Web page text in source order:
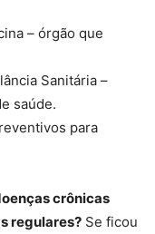
– órgão que
Sanitária –
saúde.
para
crônicas
regulares? Se ficou